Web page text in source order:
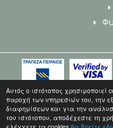
Αυτός ο ιστότοπος χρησιμοποιεί
παροχή των υπηρεσιών του, την
διαφημίσεων και για την
του ιστότοπου, αποδέχεστε τη
© 2026